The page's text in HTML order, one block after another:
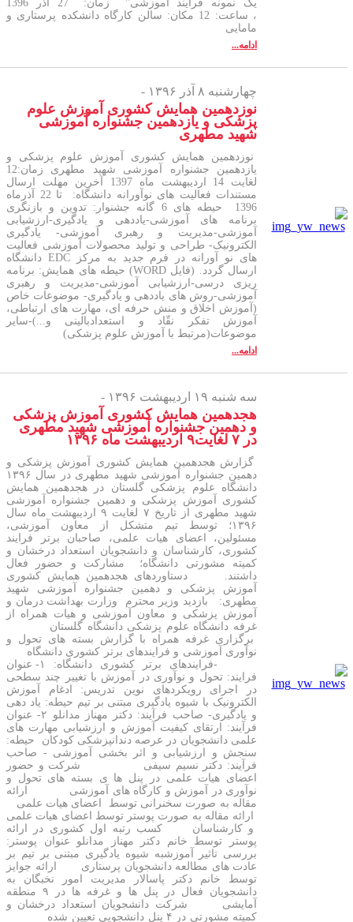
یک نمونه فرایند آموزشی" زمان: 27 آذر 1396
، ساعت: 12 مکان: سالن کارگاه دانشکده پرستاری و
مامایی
ادامه...
چهارشنبه ۸ آذر ۱۳۹۶ -
نوزدهمین همایش کشوری آموزش علوم
پزشکی و یازدهمین جشنواره آموزشی
شهید مطهری
نوزدهمین همایش کشوری آموزش علوم پزشکی و
یازدهمین جشنواره آموزشی شهید مطهری زمان:12
لغایت 14 اردیبهشت ماه 1397 آخرین مهلت ارسال
مستندات فعالیت های نوآورانه دانشگاه: تا 22 آذرماه
1396 حیطه های 6 گانه جشنوار: تدوین و بازنگری
برنامه های آموزشی-یاددهی و یادگیری-ارزشیابی
آموزشی-مدیریت و رهبری آموزشی- یادگیری
الکترونیک- طراحی و تولید محصولات آموزشی فعالیت
های نو آورانه در فرم جدید به مرکز EDC دانشگاه
ارسال گردد. (فایل WORD) حیطه های همایش: برنامه
ریزی درسی-ارزشیابی آموزشی-مدیریت و رهبری
آموزشی-روش های یاددهی و یادگیری- موضوعات خاص
(آموزش اخلاق و منش حرفه ای، مهارت های ارتباطی،
آموزش تفکر نقّاد و استعدادبالینی و...)-سایر
موضوعات(مرتبط با آموزش علوم پزشکی)
ادامه...
سه شنبه ۱۹ اردیبهشت ۱۳۹۶ -
هجدهمین همایش کشوری آموزش پزشکی
و دهمین جشنواره آموزشی شهید مطهری
در ۷ لغایت۹ اردیبهشت ماه ۱۳۹۶
گزارش هجدهمین همایش کشوری آموزش پزشکی و
دهمین جشنواره آموزشی شهید مطهری در سال ۱۳۹۶
دانشگاه علوم پزشکی گلستان در هجدهمین همایش
کشوری آموزش پزشکی و دهمین جشنواره آموزشی
شهید مطهری از تاریخ ۷ لغایت ۹ اردیبهشت ماه سال
۱۳۹۶؛ توسط تیم متشکل از معاون آموزشی،
مسئولین، اعضای هیات علمی، صاحبان برتر فرایند
کشوری، کارشناسان و دانشجویان استعداد درخشان و
کمیته مشورتی دانشگاه؛ مشارکت و حضور فعال
داشتند. دستاوردهای هجدهمین همایش کشوری
آموزش پزشکی و دهمین جشنواره آموزشی شهید
مطهری: بازدید وزیر محترم وزارت بهداشت درمان و
آموزش پزشکی و معاون آموزشی و هیات همراه از
غرفه دانشگاه علوم پزشکی دانشگاه گلستان
برگزاری غرفه همراه با گزارش بسته های تحول و
نوآوری آموزشی و فرایندهای برتر کشوری دانشگاه
-فرایندهای برتر کشوری دانشگاه: ۱- عنوان
فرایند: تحول و نوآوری در آموزش با تغییر چند سطحی
در اجرای رویکردهای نوین تدریس: ادغام آموزش
الکترونیک با شیوه یادگیری مبتنی بر تیم حیطه: یاد دهی
و یادگیری- صاحب فرآیند: دکتر مهناز مدانلو ۲- عنوان
فرآیند: ارتقای کیفیت آموزش و ارزشیابی مهارت های
علمی دانشجویان در عرصه دندانپزشکی کودکان حیطه:
سنجش و ارزشیابی و اثر بخشی آموزشی - صاحب
فرآیند: دکتر نسیم سیفی شرکت و حضور
اعضای هیات علمی در پنل ها ی بسته های تحول و
نوآوری در آموزش و کارگاه های آموزشی ارائه
مقاله به صورت سخنرانی توسط اعضای هیات علمی
ارائه مقاله به صورت پوستر توسط اعضای هیات علمی
و کارشناسان کسب رتبه اول کشوری در ارائه
پوستر توسط خانم دکتر مهناز مدانلو عنوان پوستر:
بررسی تاثیر آموزشبه شیوه یادگیری مبتنی بر تیم بر
عادت های مطالعه دانشجویان پرستاری ارائه جوایز
توسط خانم دکتر پاسالار مدیریت امور نخبگان به
دانشجویان فعال در پنل ها و غرفه ها در ۹ منطقه
آمایشی شرکت دانشجویان استعداد درخشان و
کمیته مشورتی در ۴ پنل دانشجویی تعیین شده